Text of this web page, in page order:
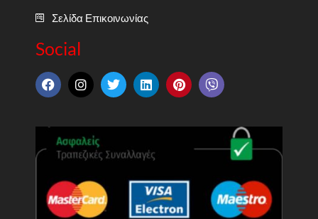
Σελίδα Επικοινωνίας
Social